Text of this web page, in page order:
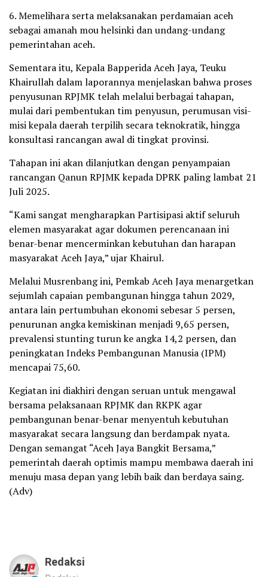
6. Memelihara serta melaksanakan perdamaian aceh
sebagai amanah mou helsinki dan undang-undang
pemerintahan aceh.
Sementara itu, Kepala Bapperida Aceh Jaya, Teuku
Khairullah dalam laporannya menjelaskan bahwa proses
penyusunan RPJMK telah melalui berbagai tahapan,
mulai dari pembentukan tim penyusun, perumusan visi-
misi kepala daerah terpilih secara teknokratik, hingga
konsultasi rancangan awal di tingkat provinsi.
Tahapan ini akan dilanjutkan dengan penyampaian
rancangan Qanun RPJMK kepada DPRK paling lambat 21
Juli 2025.
“Kami sangat mengharapkan Partisipasi aktif seluruh
elemen masyarakat agar dokumen perencanaan ini
benar-benar mencerminkan kebutuhan dan harapan
masyarakat Aceh Jaya,” ujar Khairul.
Melalui Musrenbang ini, Pemkab Aceh Jaya menargetkan
sejumlah capaian pembangunan hingga tahun 2029,
antara lain pertumbuhan ekonomi sebesar 5 persen,
penurunan angka kemiskinan menjadi 9,65 persen,
prevalensi stunting turun ke angka 14,2 persen, dan
peningkatan Indeks Pembangunan Manusia (IPM)
mencapai 75,60.
Kegiatan ini diakhiri dengan seruan untuk mengawal
bersama pelaksanaan RPJMK dan RKPK agar
pembangunan benar-benar menyentuh kebutuhan
masyarakat secara langsung dan berdampak nyata.
Dengan semangat “Aceh Jaya Bangkit Bersama,”
pemerintah daerah optimis mampu membawa daerah ini
menuju masa depan yang lebih baik dan berdaya saing.
(Adv)
Redaksi